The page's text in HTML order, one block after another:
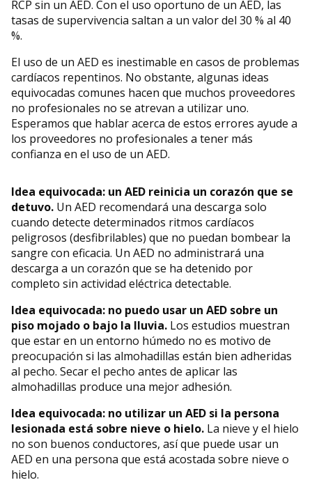
RCP sin un AED. Con el uso oportuno de un AED, las
tasas de supervivencia saltan a un valor del 30 % al 40
%.
El uso de un AED es inestimable en casos de problemas
cardíacos repentinos. No obstante, algunas ideas
equivocadas comunes hacen que muchos proveedores
no profesionales no se atrevan a utilizar uno.
Esperamos que hablar acerca de estos errores ayude a
los proveedores no profesionales a tener más
confianza en el uso de un AED.
Idea equivocada: un AED reinicia un corazón que se
detuvo. Un AED recomendará una descarga solo
cuando detecte determinados ritmos cardíacos
peligrosos (desfibrilables) que no puedan bombear la
sangre con eficacia. Un AED no administrará una
descarga a un corazón que se ha detenido por
completo sin actividad eléctrica detectable.
Idea equivocada: no puedo usar un AED sobre un
piso mojado o bajo la lluvia. Los estudios muestran
que estar en un entorno húmedo no es motivo de
preocupación si las almohadillas están bien adheridas
al pecho. Secar el pecho antes de aplicar las
almohadillas produce una mejor adhesión.
Idea equivocada: no utilizar un AED si la persona
lesionada está sobre nieve o hielo. La nieve y el hielo
no son buenos conductores, así que puede usar un
AED en una persona que está acostada sobre nieve o
hielo.